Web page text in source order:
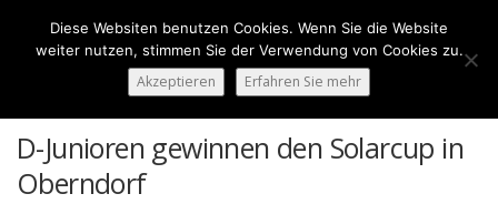
springen
D-Junioren gewinnen den Solarcup in
Oberndorf
Diese Websiten benutzen Cookies. Wenn Sie die Website
weiter nutzen, stimmen Sie der Verwendung von Cookies zu.
Akzeptieren Erfahren Sie mehr